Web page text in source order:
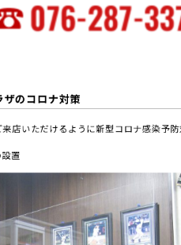
のコロナ対策
店いただけるように新型コロナ感染予防
置